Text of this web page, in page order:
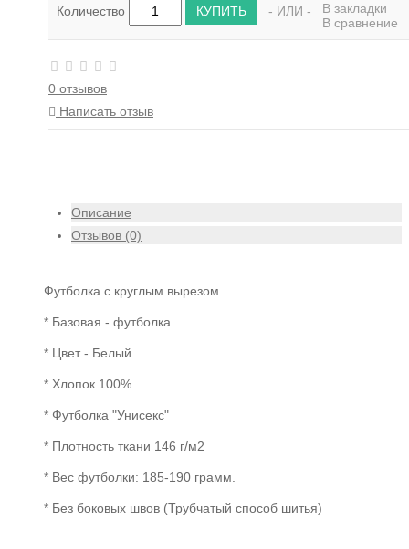
Количество КУПИТЬ - ИЛИ -
В закладки
В сравнение
0 отзывов
Написать отзыв
Описание
Отзывов (0)
Футболка с круглым вырезом.
* Базовая - футболка
* Цвет - Белый
* Хлопок 100%.
* Футболка "Унисекс"
* Плотность ткани 146 г/м2
* Вес футболки: 185-190 грамм.
* Без боковых швов (Трубчатый способ шитья)